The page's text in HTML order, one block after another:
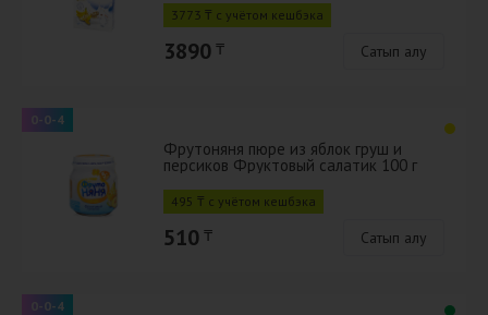
3773 ₸ с учётом кешбэка
3890 ₸ Сатып алу
0-0-4
Фрутоняня пюре из яблок груш и
персиков Фруктовый салатик 100 г
495 ₸ с учётом кешбэка
510 ₸ Сатып алу
0-0-4